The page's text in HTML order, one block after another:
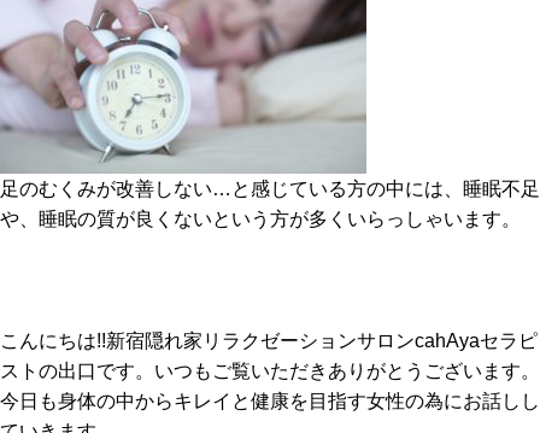
足のむくみが改善しない…と感じている方の中には、睡眠不足
や、睡眠の質が良くないという方が多くいらっしゃいます。
こんにちは!!新宿隠れ家リラクゼーションサロンcahAyaセラピ
ストの出口です。いつもご覧いただきありがとうございます。
今日も身体の中からキレイと健康を目指す女性の為にお話しし